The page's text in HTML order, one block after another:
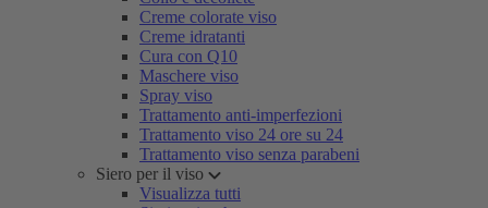
Creme colorate viso
Creme idratanti
Cura con Q10
Maschere viso
Spray viso
Trattamento anti-imperfezioni
Trattamento viso 24 ore su 24
Trattamento viso senza parabeni
Siero per il viso
Visualizza tutti